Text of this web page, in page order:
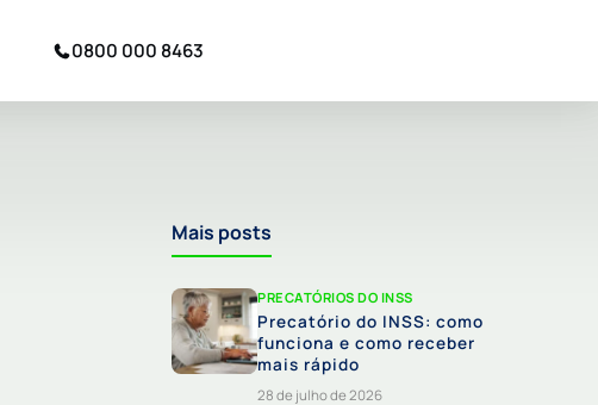
0800 000 8463
Mais posts
PRECATÓRIOS DO INSS
Precatório do INSS: como
funciona e como receber
mais rápido
28 de julho de 2026